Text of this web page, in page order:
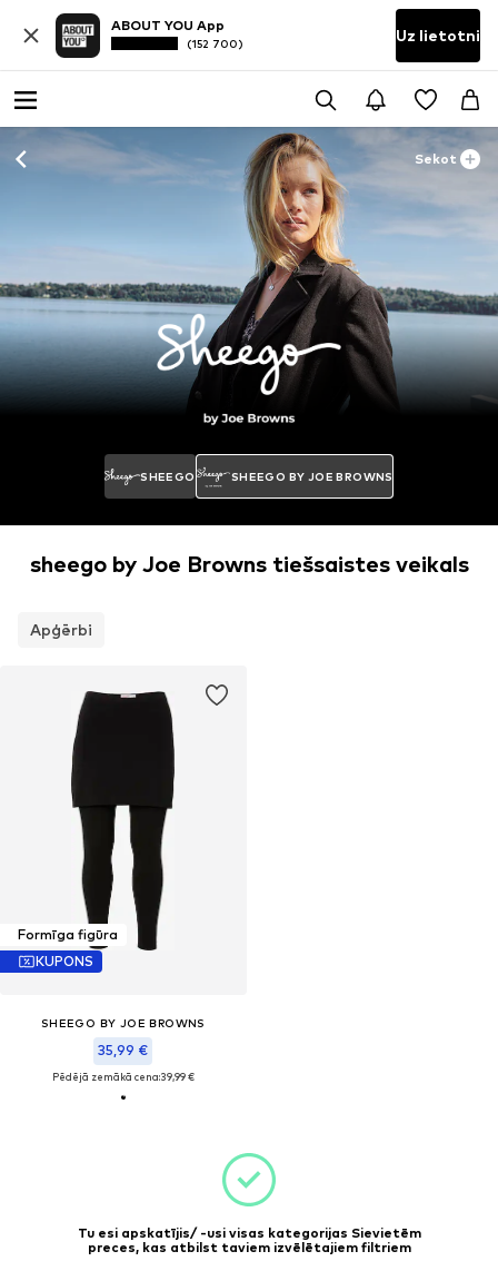
ABOUT YOU App
(152 700) Uz lietotni
Sekot
SHEEGO SHEEGO BY JOE BROWNS
sheego by Joe Browns tiešsaistes veikals
Apģērbi
Formīga figūra
KUPONS
SHEEGO BY JOE BROWNS
35,99 €
Pēdējā zemākā cena:39,99 €
Tu esi apskatījis/ -usi visas kategorijas Sievietēm
preces, kas atbilst taviem izvēlētajiem filtriem